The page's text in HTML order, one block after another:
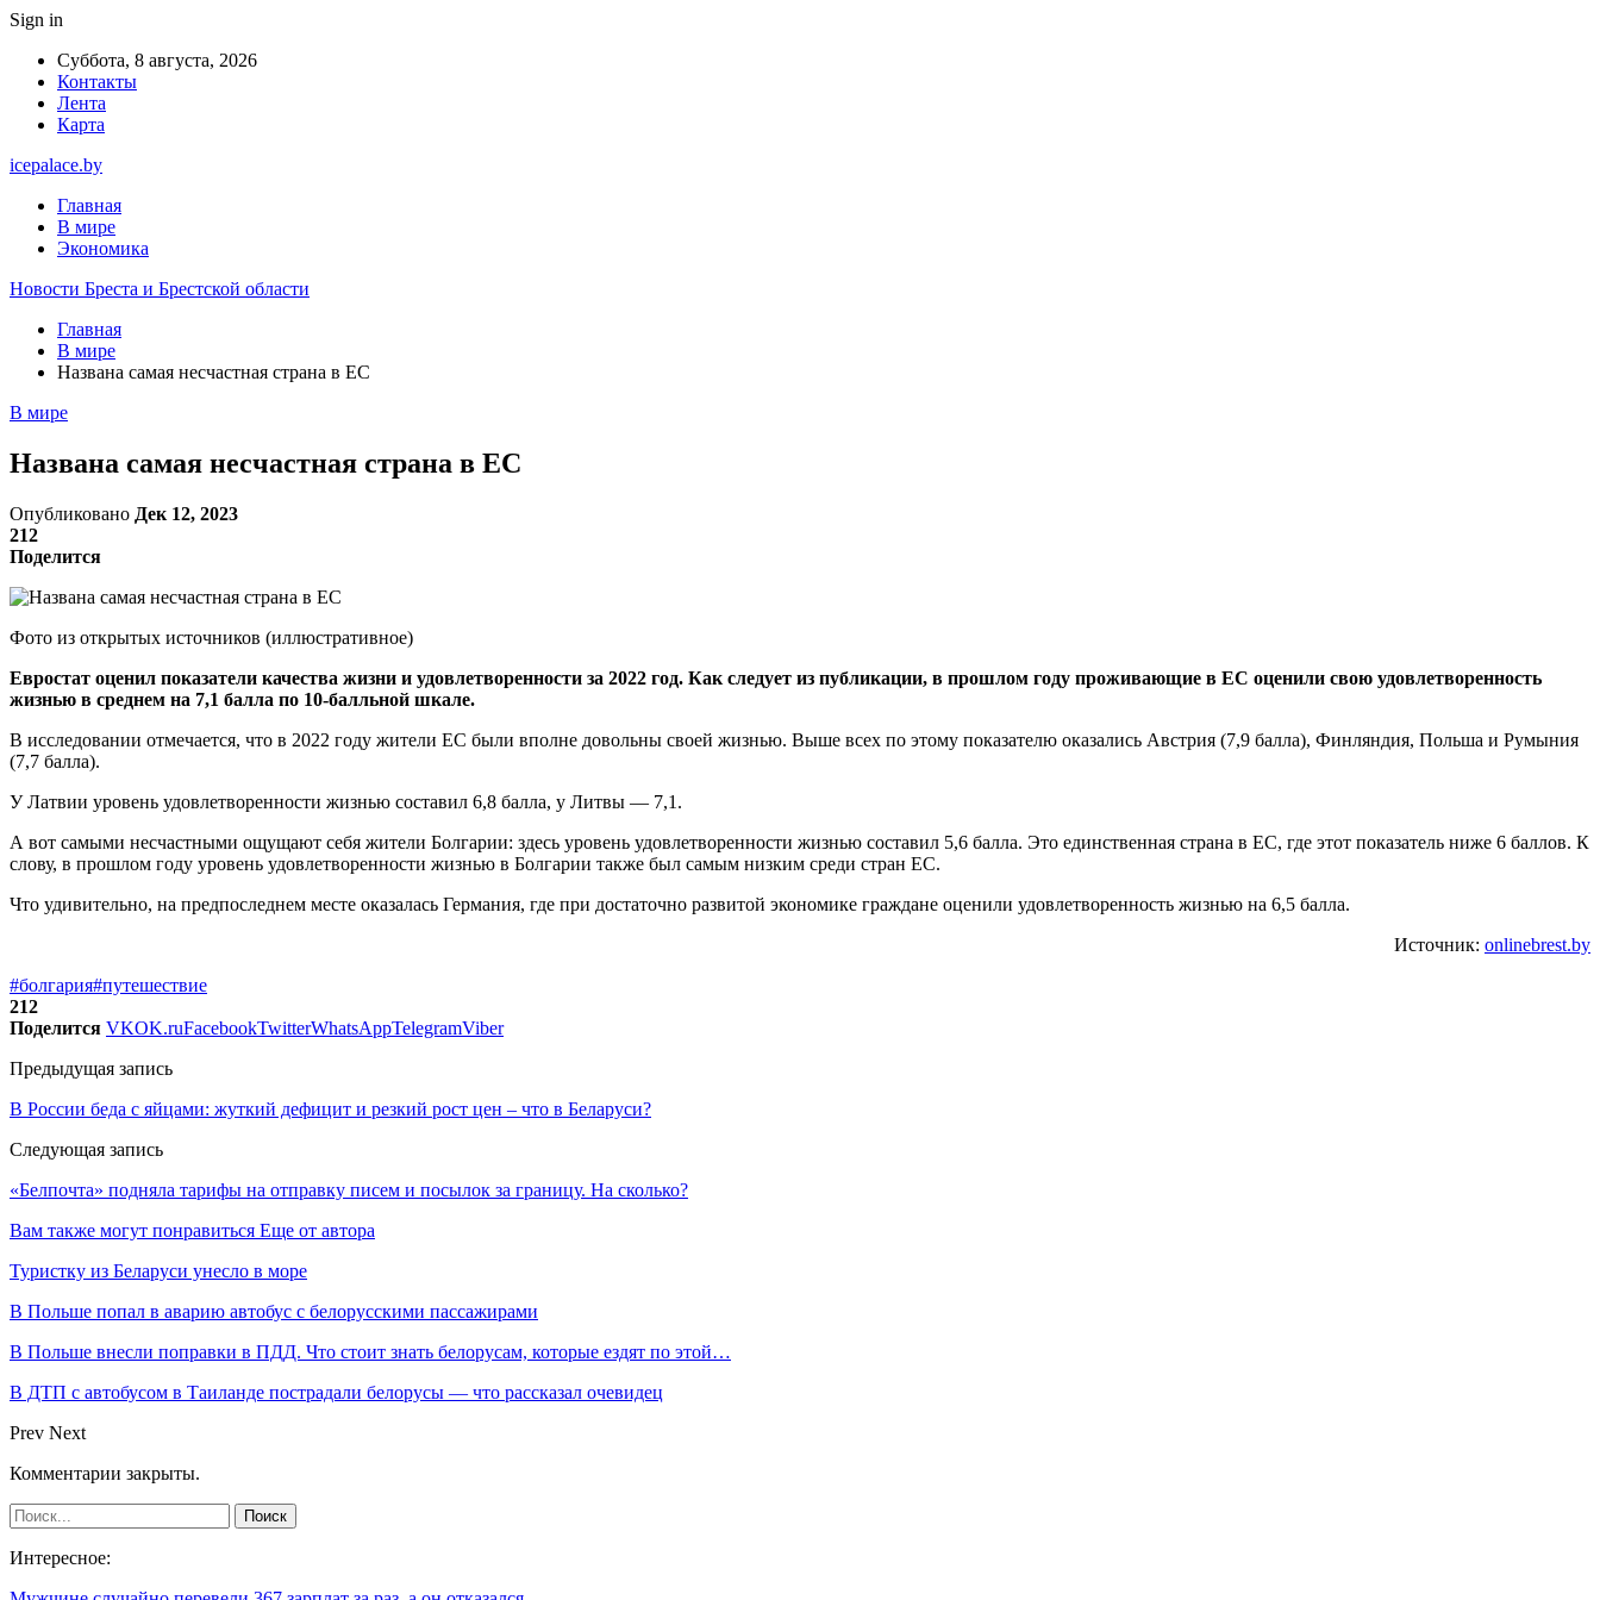
Sign in
Суббота, 8 августа, 2026
Контакты
Лента
Карта
icepalace.by
Главная
В мире
Экономика
Новости Бреста и Брестской области
Главная
В мире
Названа самая несчастная страна в ЕС
В мире
Названа самая несчастная страна в ЕС
Опубликовано Дек 12, 2023
212
Поделится
Фото из открытых источников (иллюстративное)
Евростат оценил показатели качества жизни и удовлетворенности за 2022 год. Как следует из публикации, в прошлом году проживающие в ЕС оценили свою удовлетворенность
жизнью в среднем на 7,1 балла по 10-балльной шкале.
В исследовании отмечается, что в 2022 году жители ЕС были вполне довольны своей жизнью. Выше всех по этому показателю оказались Австрия (7,9 балла), Финляндия, Польша и Румыния
(7,7 балла).
У Латвии уровень удовлетворенности жизнью составил 6,8 балла, у Литвы — 7,1.
А вот самыми несчастными ощущают себя жители Болгарии: здесь уровень удовлетворенности жизнью составил 5,6 балла. Это единственная страна в ЕС, где этот показатель ниже 6 баллов. К
слову, в прошлом году уровень удовлетворенности жизнью в Болгарии также был самым низким среди стран ЕС.
Что удивительно, на предпоследнем месте оказалась Германия, где при достаточно развитой экономике граждане оценили удовлетворенность жизнью на 6,5 балла.
Источник: onlinebrest.by
#болгария#путешествие
212
Поделится VKOK.ruFacebookTwitterWhatsAppTelegramViber
Предыдущая запись
В России беда с яйцами: жуткий дефицит и резкий рост цен – что в Беларуси?
Следующая запись
«Белпочта» подняла тарифы на отправку писем и посылок за границу. На сколько?
Вам также могут понравиться Еще от автора
Туристку из Беларуси унесло в море
В Польше попал в аварию автобус с белорусскими пассажирами
В Польше внесли поправки в ПДД. Что стоит знать белорусам, которые ездят по этой…
В ДТП с автобусом в Таиланде пострадали белорусы — что рассказал очевидец
Prev Next
Комментарии закрыты.
Интересное: